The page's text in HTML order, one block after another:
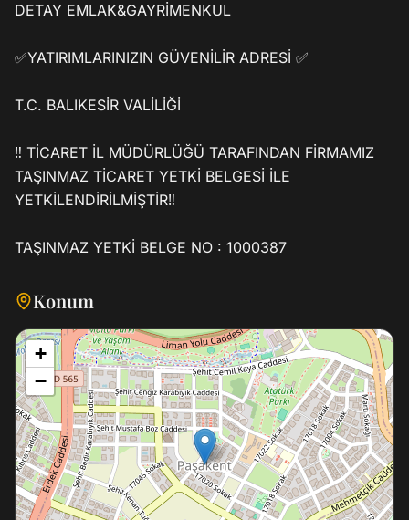
DETAY EMLAK&GAYRİMENKUL
✅YATIRIMLARINIZIN GÜVENİLİR ADRESİ ✅
T.C. BALIKESİR VALİLİĞİ
‼️ TİCARET İL MÜDÜRLÜĞÜ TARAFINDAN FİRMAMIZ
TAŞINMAZ TİCARET YETKİ BELGESİ İLE
YETKİLENDİRİLMİŞTİR‼️
Konum
+
−